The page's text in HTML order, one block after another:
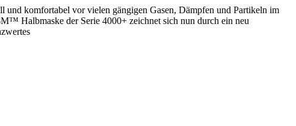
komfortabel vor vielen gängigen Gasen, Dämpfen und Partikeln im
Halbmaske der Serie 4000+ zeichnet sich nun durch ein neu